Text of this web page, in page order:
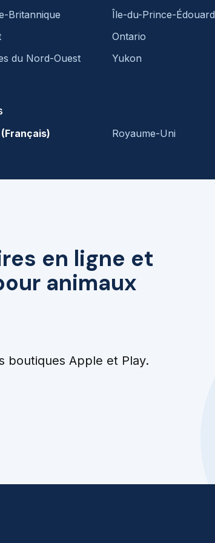
en ligne et
animaux
boutiques Apple et Play.
Britannique Île-du-Prince-Édouard
Ontario
du Nord-Ouest Yukon
Royaume-Uni